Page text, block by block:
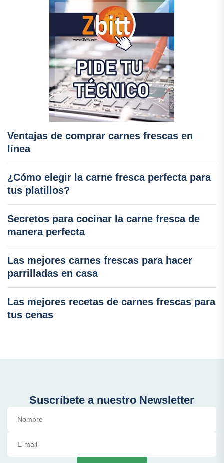
Ventajas de comprar carnes frescas en
línea
¿Cómo elegir la carne fresca perfecta para
tus platillos?
Secretos para cocinar la carne fresca de
manera perfecta
Las mejores carnes frescas para hacer
parrilladas en casa
Las mejores recetas de carnes frescas para
tus cenas
Suscríbete a nuestro Newsletter